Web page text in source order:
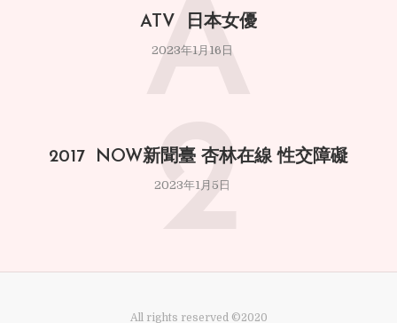
ATV 日本女優
2023年1月16日
A
2017 NOW新聞臺 杏林在線 性交障礙
2023年1月5日
2
All rights reserved ©2020